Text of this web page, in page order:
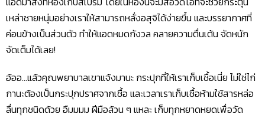
เหล่าชายหนุ่มอย่างเราให้สามารถหลั่งอสุจิได้ง่ายขึ้น และบรรยากาศที่
ค่อนข้างเป็นส่วนตัว ทำให้แอดหมดกังวล คลายความตื่นเต้น จัดหนัก
จัดเต็มได้เลย!
อ้ออ…แล้วคุณพยาบาลเขาแจ้งมานะ กระปุกที่ให้เราเก็บเชื้อเนี่ย ไม่ใช่ไก่
กานะต้องเป็นกระปุกปราศจากเชื้อ และเวลาเราเก็บเชื้อห้ามใช้สารหล่อ
ลื่นทุกชนิดด้วย อืมมมม ฝีมือล้วน ๆ แหละ เก็บทุกหยาดหยดเพื่อวัด